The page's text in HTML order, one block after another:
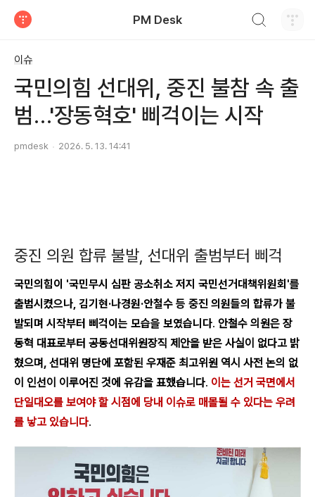
PM Desk
이슈
국민의힘 선대위, 중진 불참 속 출
범…'장동혁호' 삐걱이는 시작
pmdesk 2026. 5. 13. 14:41
중진 의원 합류 불발, 선대위 출범부터 삐걱
국민의힘이 '국민무시 심판 공소취소 저지 국민선거대책위원회'를
출범시켰으나, 김기현·나경원·안철수 등 중진 의원들의 합류가 불
발되며 시작부터 삐걱이는 모습을 보였습니다. 안철수 의원은 장
동혁 대표로부터 공동선대위원장직 제안을 받은 사실이 없다고 밝
혔으며, 선대위 명단에 포함된 우재준 최고위원 역시 사전 논의 없
이 인선이 이루어진 것에 유감을 표했습니다. 이는 선거 국면에서
단일대오를 보여야 할 시점에 당내 이슈로 매몰될 수 있다는 우려
를 낳고 있습니다.